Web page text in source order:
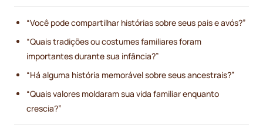
“Você pode compartilhar histórias sobre seus pais e avós?”
“Quais tradições ou costumes familiares foram
importantes durante sua infância?”
“Há alguma história memorável sobre seus ancestrais?”
“Quais valores moldaram sua vida familiar enquanto
crescia?”